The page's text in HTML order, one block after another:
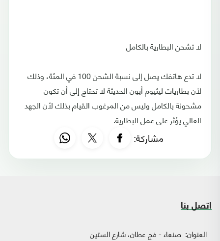
لا تشحن البطارية بالكامل
لا تدع هاتفك يصل إلى نسبة الشحن 100 في المئة، وذلك
لأن بطاريات ليثيوم أيون الحديثة لا تحتاج إلى أن تكون
مشحونة بالكامل وليس من المرغوب القيام بذلك لأن الجهد
العالي يؤثر على عمل البطارية.
مشاركة:
اتصل بنا
العنوان: صنعاء - فج عطان، شارع الستين